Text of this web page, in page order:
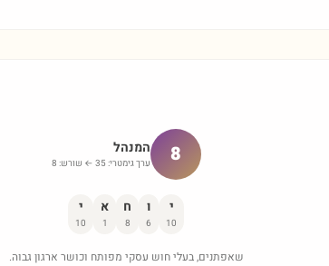
8 המנהל
ערך גימטרי: 35 ← שורש: 8
י
10
ו
6
ח
8
א
1
י
10
שאפתנים, בעלי חוש עסקי מפותח וכושר ארגון גבוה.